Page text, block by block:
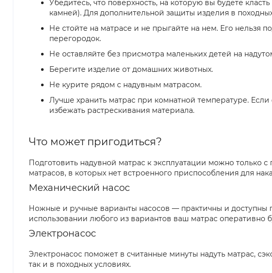
Убедитесь, что поверхность, на которую вы будете
камней). Для дополнительной защиты изделия в
Не стойте на матрасе и не прыгайте на нем. Его
перегородок.
Не оставляйте без присмотра маленьких детей на
Берегите изделие от домашних животных.
Не курите рядом с надувным матрасом.
Лучше хранить матрас при комнатной температуре. Если
избежать растрескивания материала.
Что может пригодиться?
Подготовить надувной матрас к эксплуатации можно
матрасов, в которых нет встроенного приспособления для
Механический насос
Ножные и ручные варианты насосов — практичны и
использовании любого из вариантов ваш матрас оперативно
Электронасос
Электронасос поможет в считанные минуты надуть матрас,
так и в походных условиях.